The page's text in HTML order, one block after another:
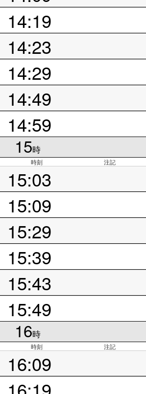
14:19
14:23
14:29
14:49
14:59
15時
時刻 注記
15:03
15:09
15:29
15:39
15:43
15:49
16時
時刻 注記
16:09